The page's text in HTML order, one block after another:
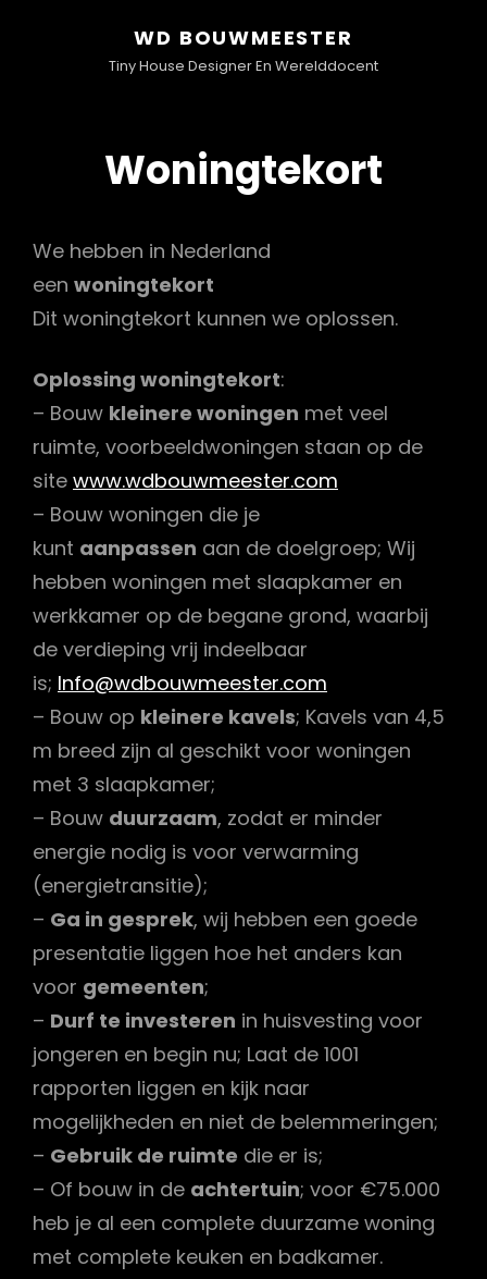
WD BOUWMEESTER
Tiny House Designer En Werelddocent
Woningtekort
We hebben in Nederland
een woningtekort
Dit woningtekort kunnen we oplossen.
Oplossing woningtekort:
– Bouw kleinere woningen met veel
ruimte, voorbeeldwoningen staan op de
site www.wdbouwmeester.com
– Bouw woningen die je
kunt aanpassen aan de doelgroep; Wij
hebben woningen met slaapkamer en
werkkamer op de begane grond, waarbij
de verdieping vrij indeelbaar
is; Info@wdbouwmeester.com
– Bouw op kleinere kavels; Kavels van 4,5
m breed zijn al geschikt voor woningen
met 3 slaapkamer;
– Bouw duurzaam, zodat er minder
energie nodig is voor verwarming
(energietransitie);
– Ga in gesprek, wij hebben een goede
presentatie liggen hoe het anders kan
voor gemeenten;
– Durf te investeren in huisvesting voor
jongeren en begin nu; Laat de 1001
rapporten liggen en kijk naar
mogelijkheden en niet de belemmeringen;
– Gebruik de ruimte die er is;
– Of bouw in de achtertuin; voor €75.000
heb je al een complete duurzame woning
met complete keuken en badkamer.